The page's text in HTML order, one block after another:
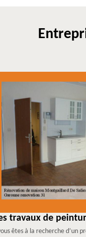
travaux de
êtes à la recherche d’un